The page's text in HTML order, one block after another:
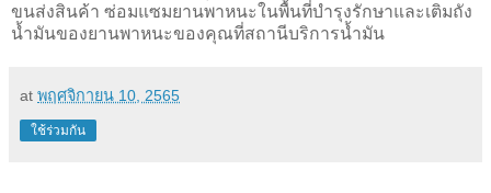
ขนส่งสินค้า ซ่อมแซมยานพาหนะในพื้นที่บำรุงรักษาและเติมถัง
น้ำมันของยานพาหนะของคุณที่สถานีบริการน้ำมัน
at พฤศจิกายน 10, 2565
ใช้ร่วมกัน